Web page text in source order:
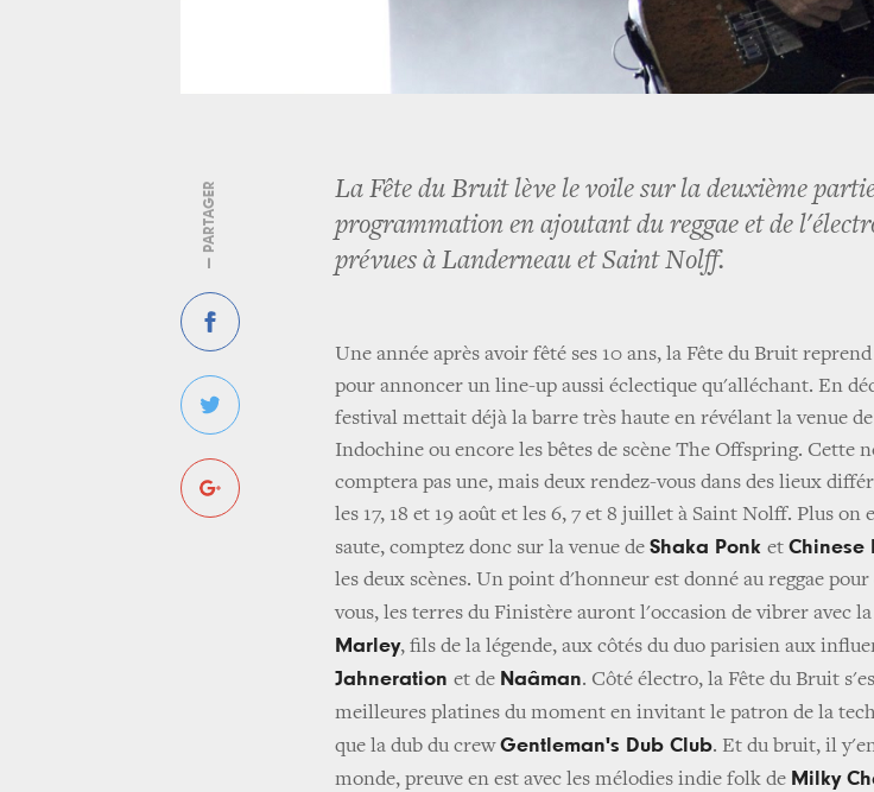
— PARTAGER
La Fête du Bruit lève le voile sur la deuxième
programmation en ajoutant du reggae et de
prévues à Landerneau et Saint Nolff.
Une année après avoir fêté ses 10 ans, la Fête du Bruit
pour annoncer un line-up aussi éclectique qu'alléchant. En
festival mettait déjà la barre très haute en révélant la venue
Indochine ou encore les bêtes de scène The Offspring. Cette
comptera pas une, mais deux rendez-vous dans des lieux
les 17, 18 et 19 août et les 6, 7 et 8 juillet à Saint Nolff. Plus on
saute, comptez donc sur la venue de Shaka Ponk et Chinese
les deux scènes. Un point d'honneur est donné au reggae pour
vous, les terres du Finistère auront l'occasion de vibrer avec
Marley, fils de la légende, aux côtés du duo parisien aux
Jahneration et de Naâman. Côté électro, la Fête du Bruit
meilleures platines du moment en invitant le patron de la
que la dub du crewGentleman's Dub Club. Et du bruit, il
monde, preuve en est avec les mélodies indie folk de Milky